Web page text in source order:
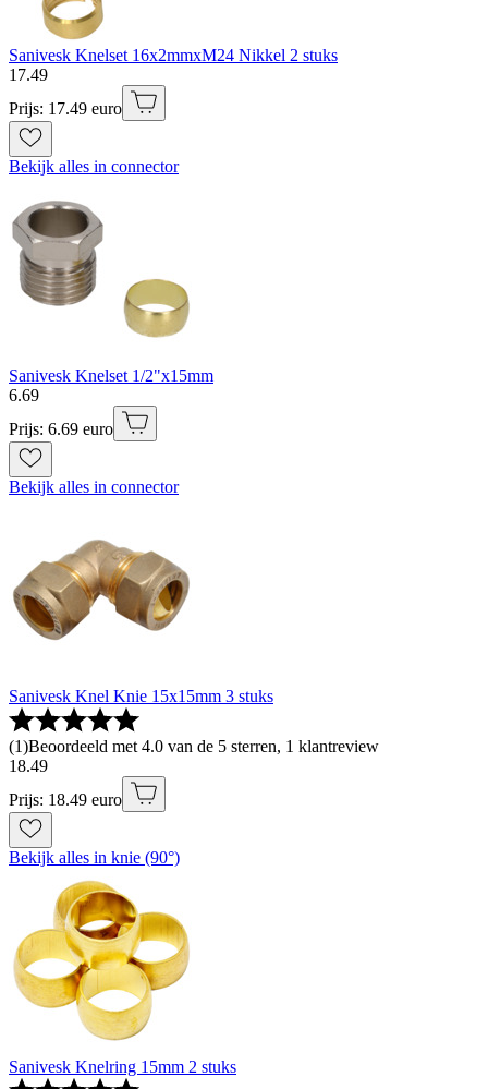
Sanivesk Knelset 16x2mmxM24 Nikkel 2 stuks
17.49
Prijs: 17.49 euro
Bekijk alles in connector
Sanivesk Knelset 1/2"x15mm
6.69
Prijs: 6.69 euro
Bekijk alles in connector
Sanivesk Knel Knie 15x15mm 3 stuks
(1)Beoordeeld met 4.0 van de 5 sterren, 1 klantreview
18.49
Prijs: 18.49 euro
Bekijk alles in knie (90°)
Sanivesk Knelring 15mm 2 stuks